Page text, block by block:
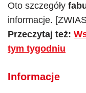
Oto szczegóły
informacje.
Przeczytaj też:
tym tygodniu
Informacje